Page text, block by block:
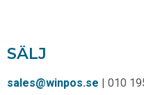
SÄLJ
sales@winpos.se | 010